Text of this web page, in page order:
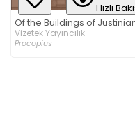
Hızlı
Of the Buildings of
Vizetek Yayıncılık
Procopius